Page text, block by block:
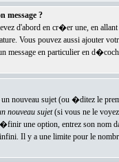
message ?
d'abord en cr�er une, en
Vous pouvez aussi ajouter
en particulier en
nouveau sujet (ou �ditez le
nouveau sujet(si vous ne le voyez
une option, entrez son nom
infini. Il y a une limite pour le